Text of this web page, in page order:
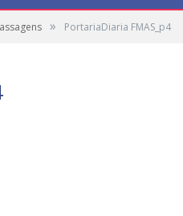
» PortariaDiaria FMAS_p4